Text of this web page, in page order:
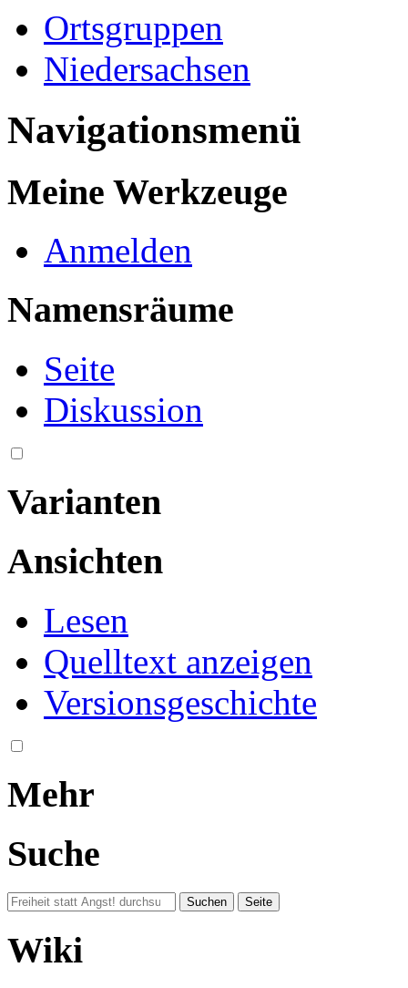
Ortsgruppen
Niedersachsen
Navigationsmenü
Meine Werkzeuge
Anmelden
Namensräume
Seite
Diskussion
Varianten
Ansichten
Lesen
Quelltext anzeigen
Versionsgeschichte
Mehr
Suche
Wiki